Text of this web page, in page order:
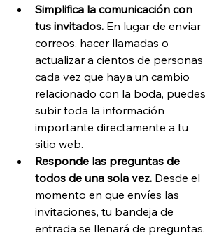
Simplifica la comunicación con
tus invitados. En lugar de enviar
correos, hacer llamadas o
actualizar a cientos de personas
cada vez que haya un cambio
relacionado con la boda, puedes
subir toda la información
importante directamente a tu
sitio web.
Responde las preguntas de
todos de una sola vez. Desde el
momento en que envíes las
invitaciones, tu bandeja de
entrada se llenará de preguntas.